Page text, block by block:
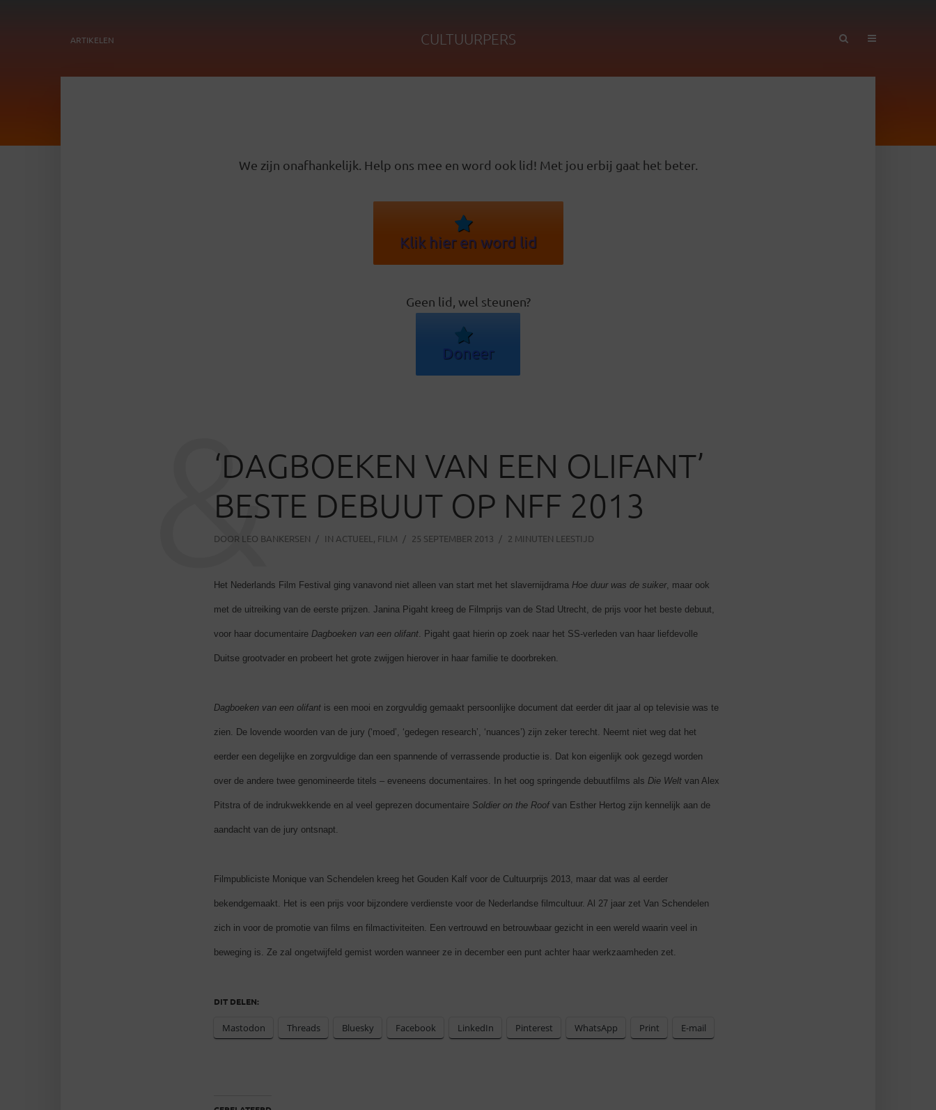
ARTIKELEN CULTUURPERS
We zijn onafhankelijk. Help ons mee en word ook lid! Met jou erbij gaat het beter.
Klik hier en word lid
Geen lid, wel steunen?
Doneer
‘DAGBOEKEN VAN EEN OLIFANT’
BESTE DEBUUT OP NFF 2013
DOOR LEO BANKERSEN IN ACTUEEL , FILM 25 SEPTEMBER 2013 2 MINUTEN LEESTIJD
&
Het Nederlands Film Festival ging vanavond niet alleen van start met het slavernijdrama Hoe duur was de suiker, maar ook
met de uitreiking van de eerste prijzen. Janina Pigaht kreeg de Filmprijs van de Stad Utrecht, de prijs voor het beste debuut,
voor haar documentaire Dagboeken van een olifant. Pigaht gaat hierin op zoek naar het SS-verleden van haar liefdevolle
Duitse grootvader en probeert het grote zwijgen hierover in haar familie te doorbreken.
Dagboeken van een olifant is een mooi en zorgvuldig gemaakt persoonlijke document dat eerder dit jaar al op televisie was te
zien. De lovende woorden van de jury (‘moed’, ‘gedegen research’, ‘nuances’) zijn zeker terecht. Neemt niet weg dat het
eerder een degelijke en zorgvuldige dan een spannende of verrassende productie is. Dat kon eigenlijk ook gezegd worden
over de andere twee genomineerde titels – eveneens documentaires. In het oog springende debuutfilms als Die Welt van Alex
Pitstra of de indrukwekkende en al veel geprezen documentaire Soldier on the Roofvan Esther Hertog zijn kennelijk aan de
aandacht van de jury ontsnapt.
Filmpubliciste Monique van Schendelen kreeg het Gouden Kalf voor de Cultuurprijs 2013, maar dat was al eerder
bekendgemaakt. Het is een prijs voor bijzondere verdienste voor de Nederlandse filmcultuur. Al 27 jaar zet Van Schendelen
zich in voor de promotie van films en filmactiviteiten. Een vertrouwd en betrouwbaar gezicht in een wereld waarin veel in
beweging is. Ze zal ongetwijfeld gemist worden wanneer ze in december een punt achter haar werkzaamheden zet.
DIT DELEN:
Mastodon Threads Bluesky Facebook LinkedIn Pinterest WhatsApp Print E-mail